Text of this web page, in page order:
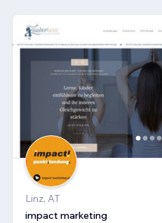
Linz, AT
impact marketing